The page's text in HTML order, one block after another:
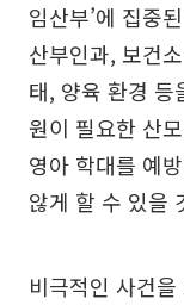
임산부’에 집중
산부인과, 보건
태, 양육 환경 등
원이 필요한 산
영아 학대를 예
않게 할 수 있을
비극적인 사건